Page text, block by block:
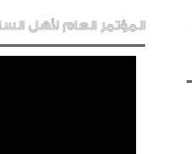
المؤتمر العام لأهل